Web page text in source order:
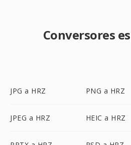
Conversores
JPG a HRZ PNG a HRZ
JPEG a HRZ HEIC a HRZ